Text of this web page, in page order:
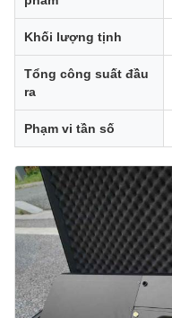
Khối lượng tịnh
Tổng công suất đầu
ra
Phạm vi tần số